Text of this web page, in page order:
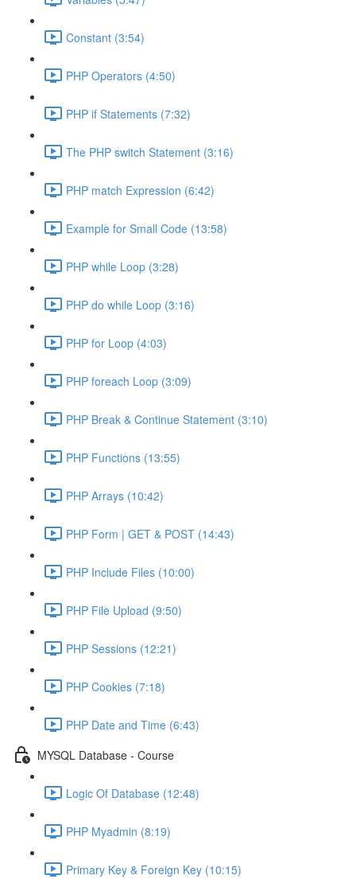
Constant (3:54)
PHP Operators (4:50)
PHP if Statements (7:32)
The PHP switch Statement (3:16)
PHP match Expression (6:42)
Example for Small Code (13:58)
PHP while Loop (3:28)
PHP do while Loop (3:16)
PHP for Loop (4:03)
PHP foreach Loop (3:09)
PHP Break & Continue Statement (3:10)
PHP Functions (13:55)
PHP Arrays (10:42)
PHP Form | GET & POST (14:43)
PHP Include Files (10:00)
PHP File Upload (9:50)
PHP Sessions (12:21)
PHP Cookies (7:18)
PHP Date and Time (6:43)
MYSQL Database - Course
Logic Of Database (12:48)
PHP Myadmin (8:19)
Primary Key & Foreign Key (10:15)